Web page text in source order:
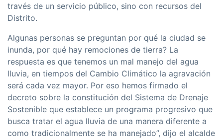
través de un servicio público, sino con recursos del
Distrito.
Algunas personas se preguntan por qué la ciudad se
inunda, por qué hay remociones de tierra? La
respuesta es que tenemos un mal manejo del agua
lluvia, en tiempos del Cambio Climático la agravación
será cada vez mayor. Por eso hemos firmado el
decreto sobre la constitución del Sistema de Drenaje
Sostenible que establece un programa progresivo que
busca tratar el agua lluvia de una manera diferente a
como tradicionalmente se ha manejado”, dijo el alcalde